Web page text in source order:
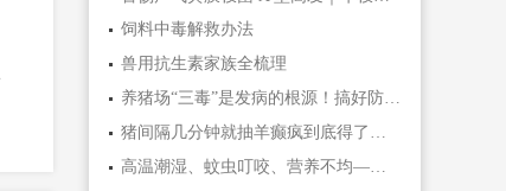
饲料中毒解救办法
兽用抗生素家族全梳理
养猪场“三毒”是发病的根源！搞好防治很重要！
猪间隔几分钟就抽羊癫疯到底得了什么病呢？
高温潮湿、蚊虫叮咬、营养不均——猪湿疹三大诱因及预防对策